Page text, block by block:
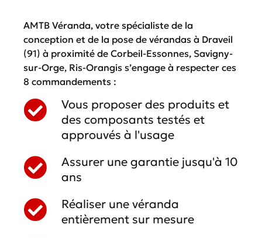
AMTB Véranda, votre spécialiste de la
conception et de la pose de vérandas à Draveil
(91) à proximité de Corbeil-Essonnes, Savigny-
sur-Orge, Ris-Orangis s’engage à respecter ces
8 commandements :
Vous proposer des produits et
des composants testés et
approuvés à l'usage
Assurer une garantie jusqu'à 10
ans
Réaliser une véranda
entièrement sur mesure